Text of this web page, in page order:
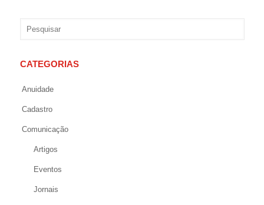
CATEGORIAS
Anuidade
Cadastro
Comunicação
Artigos
Eventos
Jornais